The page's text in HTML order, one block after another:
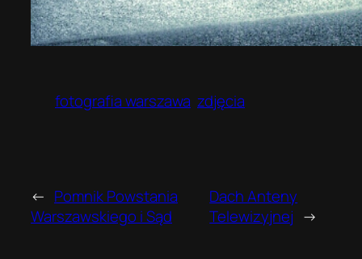
fotografia warszawa zdjęcia
← Pomnik Powstania
Warszawskiego i Sąd
Dach Anteny
Telewizyjnej →